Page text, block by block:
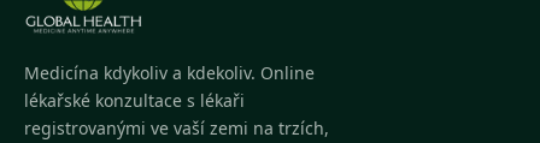
Medicína kdykoliv a kdekoliv. Online
lékařské konzultace s lékaři
registrovanými ve vaší zemi na trzích,